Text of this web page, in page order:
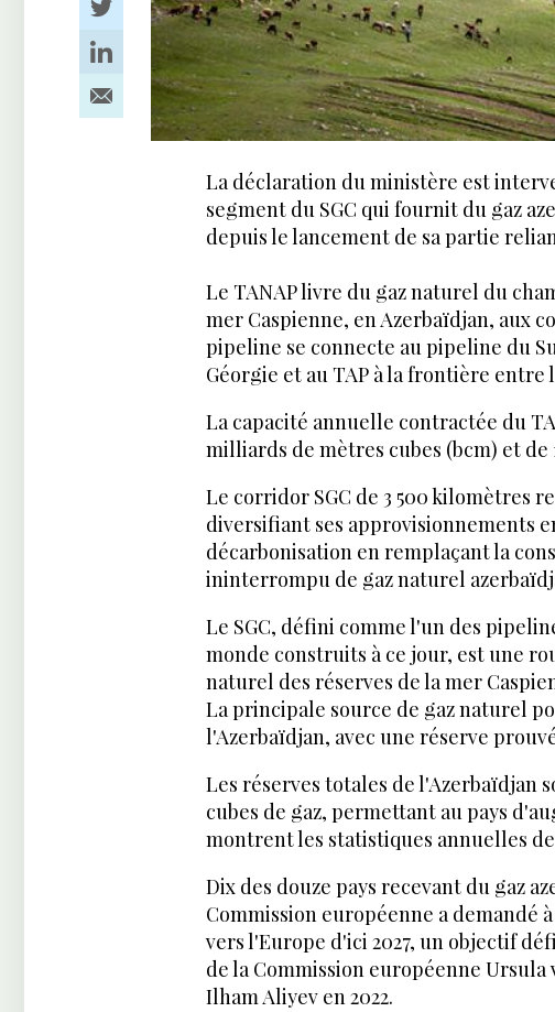
La déclaration du ministère est
segment du SGC qui fournit du gaz
depuis le lancement de sa partie
Le TANAP livre du gaz naturel du
mer Caspienne, en Azerbaïdjan, aux
pipeline se connecte au pipeline du
Géorgie et au TAP à la frontière entre
La capacité annuelle contractée du
milliards de mètres cubes (bcm) et de
Le corridor SGC de 3 500 kilomètres
diversifiant ses approvisionnements
décarbonisation en remplaçant la
ininterrompu de gaz naturel
Le SGC, défini comme l'un des
monde construits à ce jour, est une
naturel des réserves de la mer
La principale source de gaz naturel
l'Azerbaïdjan, avec une réserve
Les réserves totales de l'Azerbaïdjan
cubes de gaz, permettant au pays
montrent les statistiques annuelles
Dix des douze pays recevant du gaz
Commission européenne a demandé
vers l'Europe d'ici 2027, un objectif
de la Commission européenne
Ilham Aliyev en 2022.